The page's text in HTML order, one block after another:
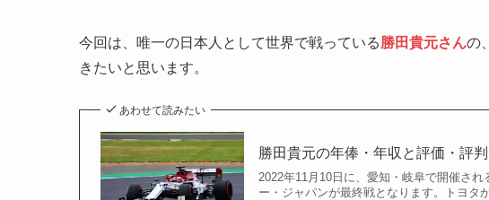
今回は、唯一の日本人として世界で戦っている勝田貴元さんの、
きたいと思います。
あわせて読みたい
勝田貴元の年俸・年収と評価・評
2022年11月10日に、愛知・岐阜で開催さ
ー・ジャパンが最終戦となります。トヨタ